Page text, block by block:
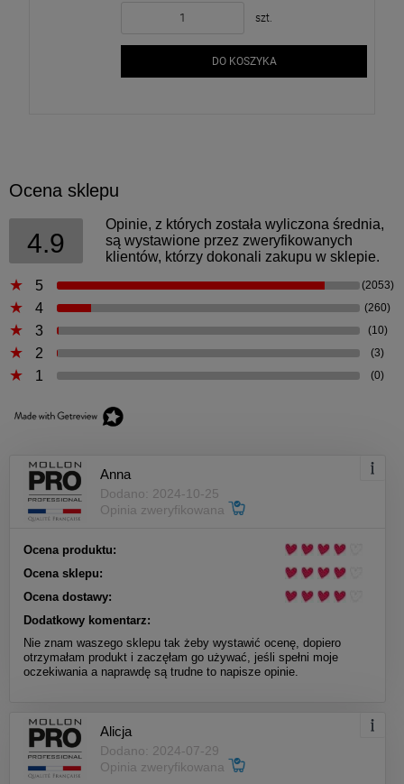
szt.
DO KOSZYKA
Ocena sklepu
4.9
Opinie, z których została wyliczona średnia,
są wystawione przez zweryfikowanych
klientów, którzy dokonali zakupu w sklepie.
5
(2053)
4 (260)
3 (10)
2 (3)
1 (0)
Anna
Dodano: 2024-10-25
Opinia zweryfikowana
Ocena produktu:
Ocena sklepu:
Ocena dostawy:
Dodatkowy komentarz:
Nie znam waszego sklepu tak żeby wystawić ocenę, dopiero
otrzymałam produkt i zaczęłam go używać, jeśli spełni moje
oczekiwania a naprawdę są trudne to napisze opinie.
Alicja
Dodano: 2024-07-29
Opinia zweryfikowana